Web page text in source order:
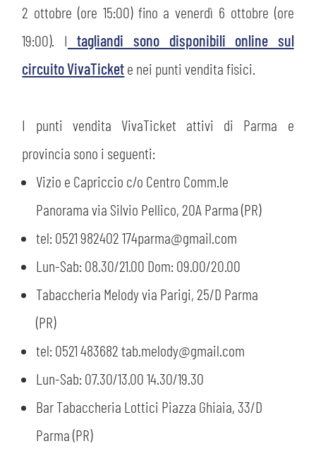
2 ottobre (ore 15:00) fino a venerdì 6 ottobre (ore
19:00). I tagliandi sono disponibili online sul
circuito VivaTickete nei punti vendita fisici.
I punti vendita VivaTicket attivi di Parma e
provincia sono i seguenti:
Vizio e Capriccio c/o Centro Comm.le
Panorama via Silvio Pellico, 20A Parma (PR)
tel: 0521 982402 174parma@gmail.com
Lun-Sab: 08.30/21.00 Dom: 09.00/20.00
Tabaccheria Melody via Parigi, 25/D Parma
(PR)
tel: 0521 483682 tab.melody@gmail.com
Lun-Sab: 07.30/13.00 14.30/19.30
Bar Tabaccheria Lottici Piazza Ghiaia, 33/D
Parma (PR)